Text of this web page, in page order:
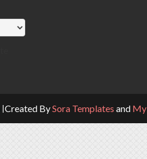
Created BySora Templates and